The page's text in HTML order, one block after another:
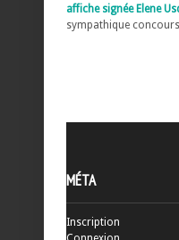
affiche signée Elene
sympathique
MÉTA
Inscription